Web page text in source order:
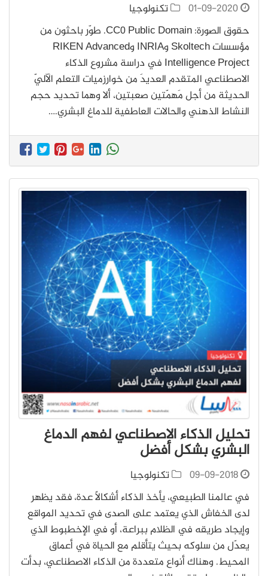
01-09-2020
تكنولوجيا
حقوق الصورة: CC0 Public Domain. طوّر باحثون من
مؤسسات Skoltech وINRIA وRIKEN Advanced
Intelligence Project في دراسة مشروع الذكاء
الاصطناعي المتقدم العديدَ من خوارزميات التعلم الآليّ
الحديثة من أجل مَهمّتين صعبتين، ألا وهما تحديد حجم
النشاط الذهني والحالات العاطفية للدماغ البشري.…
تحليل الذكاء الاصطناعي لفهم الدماغ
البشري بشكل أفضل
09-09-2018
تكنولوجيا
في عالمنا الطبيعي، يأخذ الذكاء أشكالًا عدة، فقد يظهر
لدى الخفاش الذي يعتمد على الصدى في تحديد المواقع
وإيجاد طريقه في الظلام ببراعة، أو في الإخطبوط الذي
يعدّل من سلوكه بحيث يتأقلم مع الحياة في أعماق
المحيط. وهناك أنواع متعددة من الذكاء الاصطناعي، بدأت